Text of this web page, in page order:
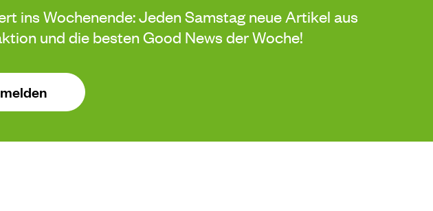
ins Wochenende: Jeden Samstag neue Artikel aus
und die besten Good News der Woche!